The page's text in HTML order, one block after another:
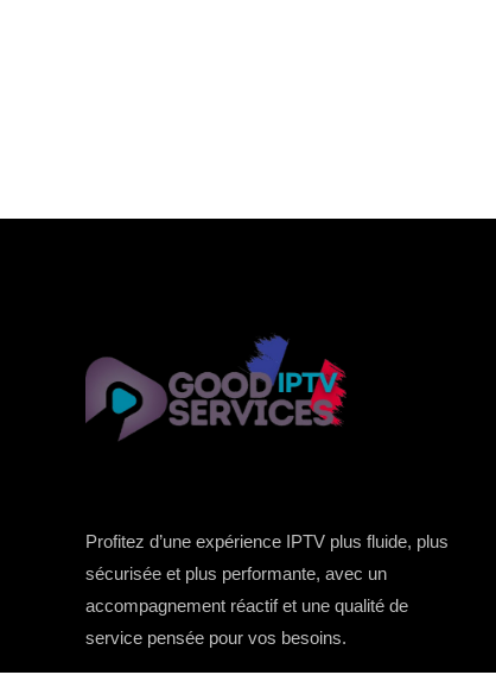
Profitez d’une expérience IPTV plus fluide, plus
sécurisée et plus performante, avec un
accompagnement réactif et une qualité de
service pensée pour vos besoins.